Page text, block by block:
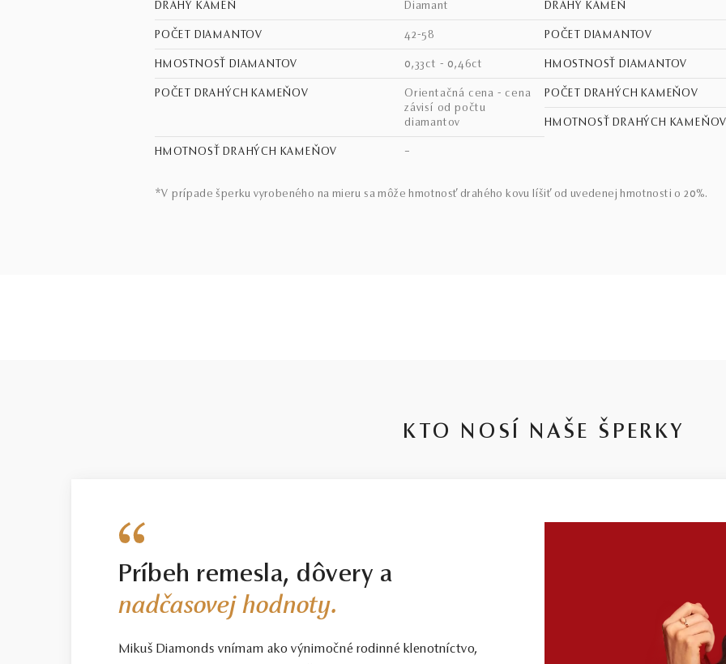
DRAHÝ KAMEŇ diamant
POČET DIAMANTOV 42-58
HMOSTNOSŤ DIAMANTOV 0,33ct - 0,46ct
POČET DRAHÝCH KAMEŇOV
Orientačná cena - cena
závisí od počtu
diamantov
HMOTNOSŤ DRAHÝCH KAMEŇOV –
DRAHÝ KAMEŇ
POČET DIAMANTOV
HMOSTNOSŤ DIAMANTOV
POČET DRAHÝCH KAMEŇOV
HMOTNOSŤ DRAHÝCH KAMEŇOV
*V prípade šperku vyrobeného na mieru sa môže hmotnosť drahého kovu líšiť od uvedenej hmotnosti o 20%.
KTO NOSÍ NAŠE ŠPERKY
Príbeh remesla, dôvery a
nadčasovej hodnoty.
Mikuš Diamonds vnímam ako výnimočné rodinné klenotníctvo,